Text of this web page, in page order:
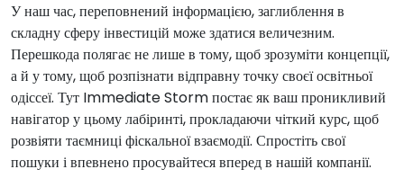
У наш час, переповнений інформацією, заглиблення в
складну сферу інвестицій може здатися величезним.
Перешкода полягає не лише в тому, щоб зрозуміти концепції,
а й у тому, щоб розпізнати відправну точку своєї освітньої
одіссеї. Тут Immediate Storm постає як ваш проникливий
навігатор у цьому лабіринті, прокладаючи чіткий курс, щоб
розвіяти таємниці фіскальної взаємодії. Спростіть свої
пошуки і впевнено просувайтеся вперед в нашій компанії.